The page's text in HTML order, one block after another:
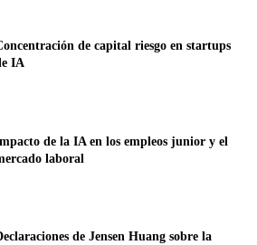
de capital riesgo en startups
IA
de la IA en los empleos junior y el
laboral
de Jensen Huang sobre la